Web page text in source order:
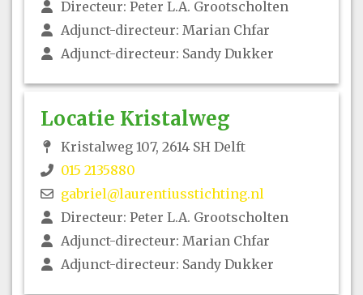
Directeur: Peter L.A. Grootscholten
Adjunct-directeur: Marian Chfar
Adjunct-directeur: Sandy Dukker
Locatie Kristalweg
Kristalweg 107, 2614 SH Delft
015 2135880
gabriel@laurentiusstichting.nl
Directeur: Peter L.A. Grootscholten
Adjunct-directeur: Marian Chfar
Adjunct-directeur: Sandy Dukker